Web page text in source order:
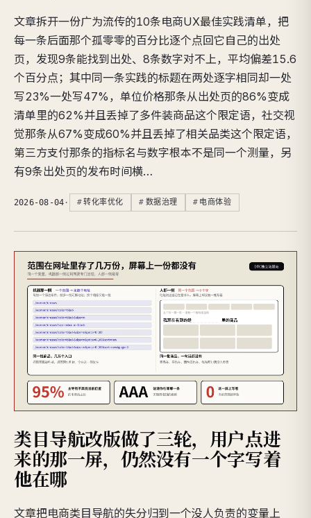
文章拆开一份广为流传的10条电商UX最佳实践清单，把
每一条后面那个孤零零的百分比逐个点回它自己的出处
页，发现9条能找到出处、8条数字对不上，平均偏差15.6
个百分点；其中同一条实践的标题在两处逐字相同却一处
写23%一处写47%，单位价格那条从出处页的86%变成
清单里的62%并且丢掉了多件装商品这个限定语，社交视
觉那条从67%变成60%并且丢掉了相关品类这个限定语，
第三方支付那条的指标名与数字根本不是同一个测量，另
有9条出处页的发布时间横…
2026-08-04 · 转化率优化 数据治理 电商体验
类目导航改版做了三轮，用户点进
来的那一屏，仍然没有一个字写着
他在哪
文章把电商类目导航的失分归到一个没人负责的变量上